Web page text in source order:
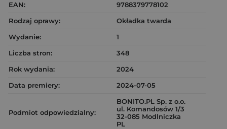
EAN:
9788379778102
Rodzaj oprawy:
Okładka twarda
Wydanie:
1
Liczba stron:
348
Rok wydania:
2024
Data premiery:
2024-07-05
Podmiot odpowiedzialny:
BONITO.PL Sp. z o.o.
ul. Komandosów 1/3
32-085 Modlniczka
PL